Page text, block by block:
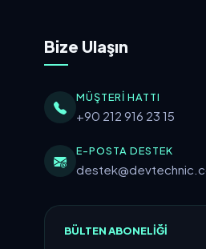
Bize Ulaşın
MÜŞTERI HATTI
+90 212 916 23 15
E-POSTA DESTEK
BÜLTEN ABONELIĞI